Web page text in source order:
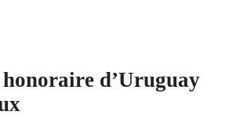
d’Uruguay